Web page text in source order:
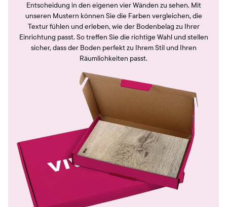
Entscheidung in den eigenen vier Wänden zu sehen. Mit
unseren Mustern können Sie die Farben vergleichen, die
Textur fühlen und erleben, wie der Bodenbelag zu Ihrer
Einrichtung passt. So treffen Sie die richtige Wahl und stellen
sicher, dass der Boden perfekt zu Ihrem Stil und Ihren
Räumlichkeiten passt.